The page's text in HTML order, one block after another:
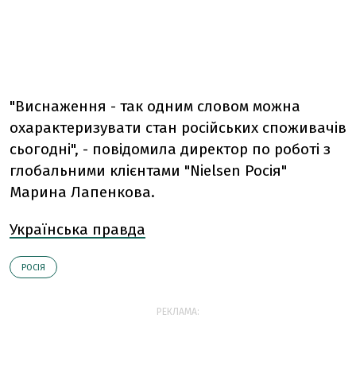
"Виснаження - так одним словом можна
охарактеризувати стан російських споживачів
сьогодні", - повідомила директор по роботі з
глобальними клієнтами "Nielsen Росія"
Марина Лапенкова.
Українська правда
РОСІЯ
РЕКЛАМА: